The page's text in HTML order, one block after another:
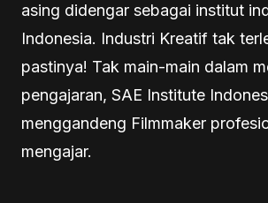
asing didengar sebagai institut
Indonesia. Industri Kreatif tak
pastinya! Tak main-main dalam
pengajaran, SAE Institute
menggandeng Filmmaker
mengajar.